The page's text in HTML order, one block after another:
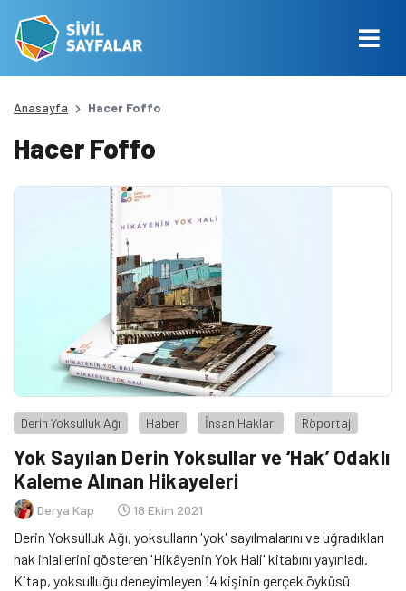
Anasayfa Hacer Foffo
Hacer Foffo
Derin Yoksulluk Ağı Haber İnsan Hakları Röportaj
Yok Sayılan Derin Yoksullar ve ‘Hak’ Odaklı
Kaleme Alınan Hikayeleri
Derya Kap 18 Ekim 2021
Derin Yoksulluk Ağı, yoksulların 'yok' sayılmalarını ve uğradıkları
hak ihlallerini gösteren 'Hikâyenin Yok Hali' kitabını yayınladı.
Kitap, yoksulluğu deneyimleyen 14 kişinin gerçek öyküsü